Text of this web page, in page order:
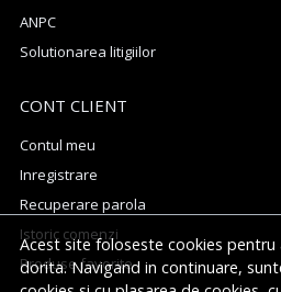
Acest site foloseste cookies
dorita. Navigand in continuare,
ANPC
Solutionarea litigiilor
CONT CLIENT
Contul meu
Inregistrare
Recuperare parola
Istoric comenzi
Produse favorite